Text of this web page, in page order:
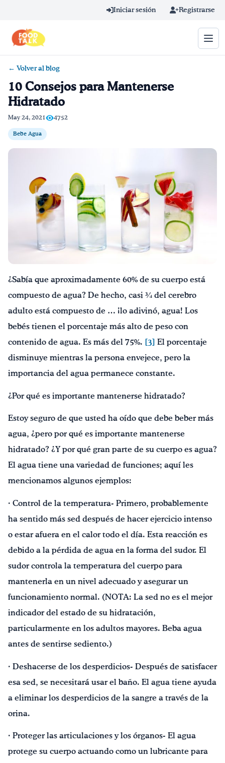
Iniciar sesión Registrarse
Home
Blog
Consejos por mensaje
¡Bebe agua, Georgia!
English
← Volver al blog
10 Consejos para Mantenerse
Hidratado
May 24, 2021 4752
Bebe Agua
¿Sabía que aproximadamente 60% de su cuerpo está
compuesto de agua? De hecho, casi ¾ del cerebro
adulto está compuesto de … ¡lo adivinó, agua! Los
bebés tienen el porcentaje más alto de peso con
contenido de agua. Es más del 75%. [3] El porcentaje
disminuye mientras la persona envejece, pero la
importancia del agua permanece constante.
¿Por qué es importante mantenerse hidratado?
Estoy seguro de que usted ha oído que debe beber más
agua, ¿pero por qué es importante mantenerse
hidratado? ¿Y por qué gran parte de su cuerpo es agua?
El agua tiene una variedad de funciones; aquí les
mencionamos algunos ejemplos:
· Control de la temperatura- Primero, probablemente
ha sentido más sed después de hacer ejercicio intenso
o estar afuera en el calor todo el día. Esta reacción es
debido a la pérdida de agua en la forma del sudor. El
sudor controla la temperatura del cuerpo para
mantenerla en un nivel adecuado y asegurar un
funcionamiento normal. (NOTA: La sed no es el mejor
indicador del estado de su hidratación,
particularmente en los adultos mayores. Beba agua
antes de sentirse sediento.)
· Deshacerse de los desperdicios- Después de satisfacer
esa sed, se necesitará usar el baño. El agua tiene ayuda
a eliminar los desperdicios de la sangre a través de la
orina.
· Proteger las articulaciones y los órganos- El agua
protege su cuerpo actuando como un lubricante para